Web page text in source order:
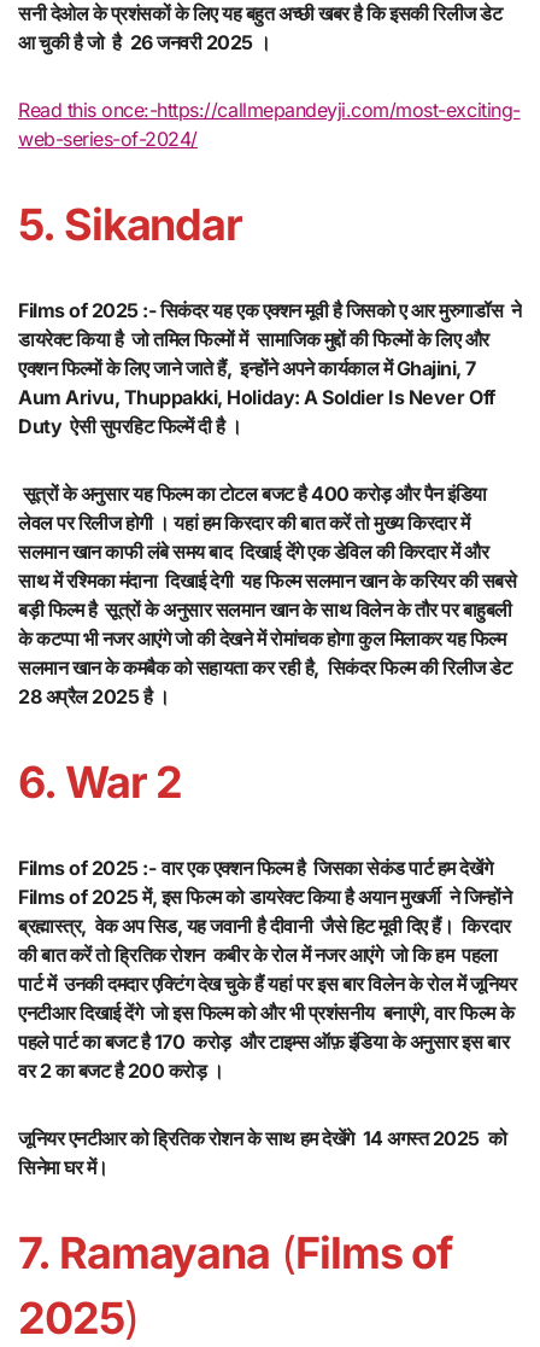
सनी देओल के प्रशंसकों के लिए यह बहुत अच्छी खबर है कि इसकी रिलीज डेट
आ चुकी है जो है 26 जनवरी 2025 ।
Read this once:-https://callmepandeyji.com/most-exciting-
web-series-of-2024/
5. Sikandar
Films of 2025 :- सिकंदर यह एक एक्शन मूवी है जिसको ए आर मुरुगाडॉस ने
डायरेक्ट किया है जो तमिल फिल्मों में सामाजिक मुद्दों की फिल्मों के लिए और
एक्शन फिल्मों के लिए जाने जाते हैं, इन्होंने अपने कार्यकाल में Ghajini, 7
Aum Arivu, Thuppakki, Holiday: A Soldier Is Never Off
Duty ऐसी सुपरहिट फिल्में दी है ।
सूत्रों के अनुसार यह फिल्म का टोटल बजट है 400 करोड़ और पैन इंडिया
लेवल पर रिलीज होगी । यहां हम किरदार की बात करें तो मुख्य किरदार में
सलमान खान काफी लंबे समय बाद दिखाई देंगे एक डेविल की किरदार में और
साथ में रश्मिका मंदाना दिखाई देगी यह फिल्म सलमान खान के करियर की सबसे
बड़ी फिल्म है सूत्रों के अनुसार सलमान खान के साथ विलेन के तौर पर बाहुबली
के कटप्पा भी नजर आएंगे जो की देखने में रोमांचक होगा कुल मिलाकर यह फिल्म
सलमान खान के कमबैक को सहायता कर रही है, सिकंदर फिल्म की रिलीज डेट
28 अप्रैल 2025 है ।
6. War 2
Films of 2025 :- वार एक एक्शन फिल्म है जिसका सेकंड पार्ट हम देखेंगे
Films of 2025 में, इस फिल्म को डायरेक्ट किया है अयान मुखर्जी ने जिन्होंने
ब्रह्मास्त्र, वेक अप सिड, यह जवानी है दीवानी जैसे हिट मूवी दिए हैं। किरदार
की बात करें तो ह्रितिक रोशन कबीर के रोल में नजर आएंगे जो कि हम पहला
पार्ट में उनकी दमदार एक्टिंग देख चुके हैं यहां पर इस बार विलेन के रोल में जूनियर
एनटीआर दिखाई देंगे जो इस फिल्म को और भी प्रशंसनीय बनाएंगे, वार फिल्म के
पहले पार्ट का बजट है 170 करोड़ और टाइम्स ऑफ़ इंडिया के अनुसार इस बार
वर 2 का बजट है 200 करोड़ ।
जूनियर एनटीआर को ह्रितिक रोशन के साथ हम देखेंगे 14 अगस्त 2025 को
सिनेमा घर में।
7. Ramayana (Films of
2025)